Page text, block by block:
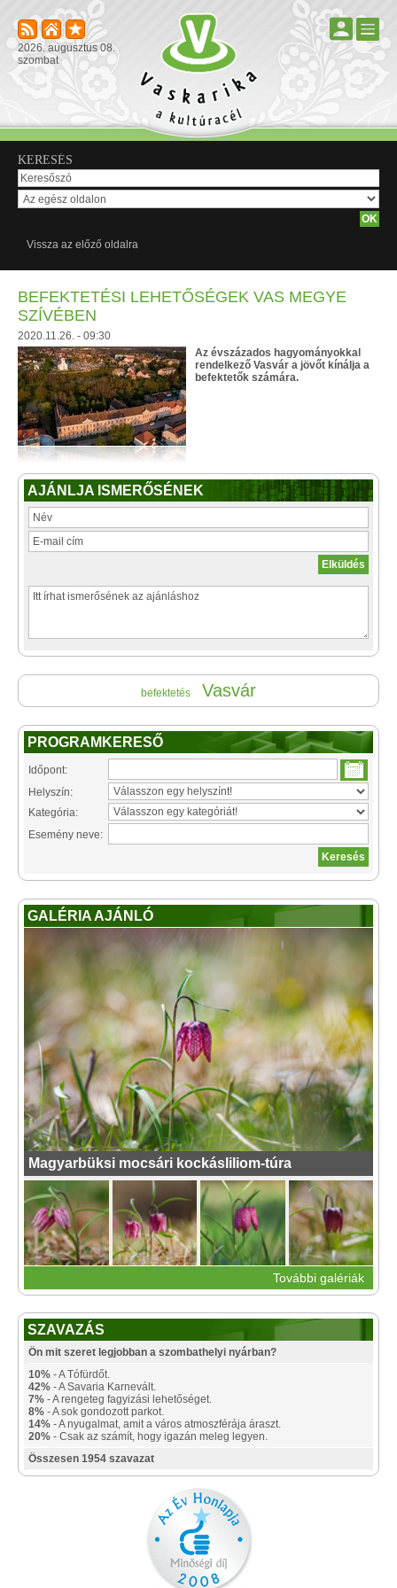
2026. augusztus 08.
szombat
KERESÉS
Vissza az előző oldalra
BEFEKTETÉSI LEHETŐSÉGEK VAS MEGYE
SZÍVÉBEN
2020.11.26. - 09:30
Az évszázados hagyományokkal
rendelkező Vasvár a jövőt kínálja a
befektetők számára.
AJÁNLJA ISMERŐSÉNEK
befektetés Vasvár
PROGRAMKERESŐ
Időpont:
Helyszín:
Kategória:
Esemény neve:
GALÉRIA AJÁNLÓ
Magyarbüksi mocsári kockásliliom-túra
További galériák
SZAVAZÁS
Ön mit szeret legjobban a szombathelyi nyárban?
10% - A Tófürdőt.
42% - A Savaria Karnevált.
7% - A rengeteg fagyizási lehetőséget.
8% - A sok gondozott parkot.
14% - A nyugalmat, amit a város atmoszférája áraszt.
20% - Csak az számít, hogy igazán meleg legyen.
Összesen 1954 szavazat